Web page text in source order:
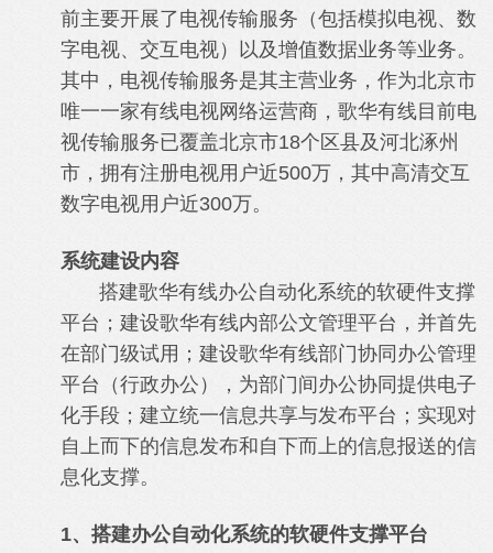
前主要开展了电视传输服务（包括模拟电视、数
字电视、交互电视）以及增值数据业务等业务。
其中，电视传输服务是其主营业务，作为北京市
唯一一家有线电视网络运营商，歌华有线目前电
视传输服务已覆盖北京市18个区县及河北涿州
市，拥有注册电视用户近500万，其中高清交互
数字电视用户近300万。
系统建设内容
搭建歌华有线办公自动化系统的软硬件支撑
平台；建设歌华有线内部公文管理平台，并首先
在部门级试用；建设歌华有线部门协同办公管理
平台（行政办公），为部门间办公协同提供电子
化手段；建立统一信息共享与发布平台；实现对
自上而下的信息发布和自下而上的信息报送的信
息化支撑。
1、搭建办公自动化系统的软硬件支撑平台